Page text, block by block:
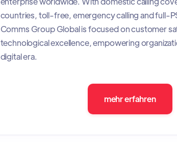
countries, toll-free, emergency calling and full-
Comms Group Global is focused on customer
technological excellence, empowering
digital era.
mehr erfahren